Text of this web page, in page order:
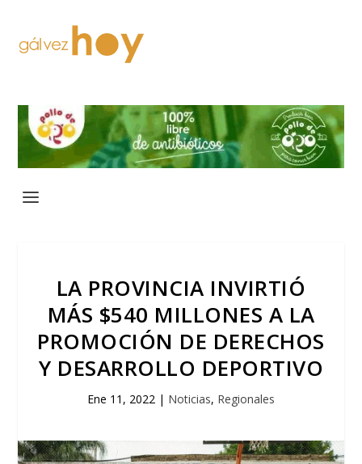
LA PROVINCIA INVIRTIÓ
MÁS $540 MILLONES A LA
PROMOCIÓN DE DERECHOS
Y DESARROLLO DEPORTIVO
Ene 11, 2022 | Noticias, Regionales